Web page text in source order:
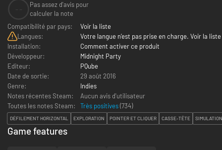
Pas assez d'avis pour
calculer la note
Compatibilité par pays:
Voir la liste
Langues:
Votre langue n’est pas prise en charge. Voir la liste
Installation:
Comment activer ce produit
Développeur:
Midnight Party
Editeur:
PQube
Date de sortie:
29 août 2016
Genre:
Indies
Notes récentes Steam:
Aucun avis d'utilisateur
Toutes les notes Steam:
Très positives(734)
DÉFILEMENT HORIZONTAL EXPLORATION POINTER ET CLIQUER CASSE-TÊTE
Game features